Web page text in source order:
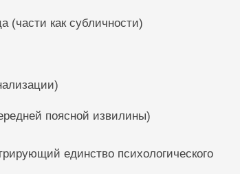
(части как субличности)
поясной извилины)
единство психологического